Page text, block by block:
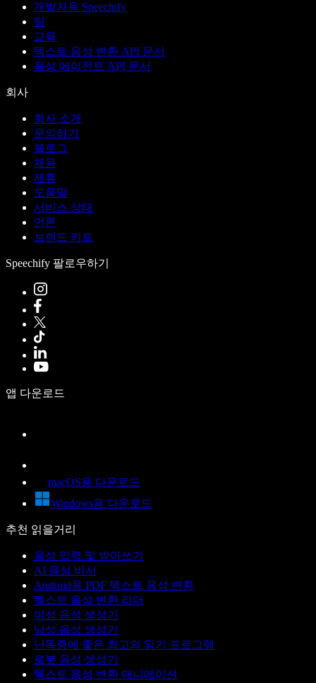
개발자용 Speechify
팀
교육
텍스트 음성 변환 API 문서
음성 에이전트 API 문서
회사
회사 소개
문의하기
블로그
채용
제휴
도움말
서비스 상태
언론
브랜드 키트
Speechify 팔로우하기
앱 다운로드
macOS용 다운로드
Windows용 다운로드
추천 읽을거리
음성 입력 및 받아쓰기
AI 음성 비서
Android용 PDF 텍스트 음성 변환
텍스트 음성 변환 리더
여성 음성 생성기
남성 음성 생성기
난독증에 좋은 최고의 읽기 프로그램
로봇 음성 생성기
텍스트 음성 변환 애니메이션